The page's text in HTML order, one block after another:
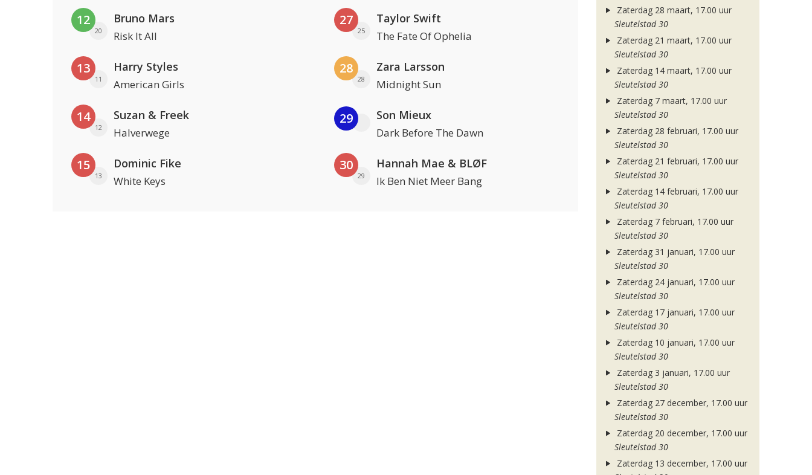
12
20
Bruno Mars
Risk It All
13
11
Harry Styles
American Girls
14
12
Suzan & Freek
Halverwege
15
13
Dominic Fike
White Keys
27
25
Taylor Swift
The Fate Of Ophelia
28
28
Zara Larsson
Midnight Sun
29 Son Mieux
Dark Before The Dawn
30
29
Hannah Mae & BLØF
Ik Ben Niet Meer Bang
Zaterdag 28 maart, 17.00 uur
Sleutelstad 30
Zaterdag 21 maart, 17.00 uur
Sleutelstad 30
Zaterdag 14 maart, 17.00 uur
Sleutelstad 30
Zaterdag 7 maart, 17.00 uur
Sleutelstad 30
Zaterdag 28 februari, 17.00 uur
Sleutelstad 30
Zaterdag 21 februari, 17.00 uur
Sleutelstad 30
Zaterdag 14 februari, 17.00 uur
Sleutelstad 30
Zaterdag 7 februari, 17.00 uur
Sleutelstad 30
Zaterdag 31 januari, 17.00 uur
Sleutelstad 30
Zaterdag 24 januari, 17.00 uur
Sleutelstad 30
Zaterdag 17 januari, 17.00 uur
Sleutelstad 30
Zaterdag 10 januari, 17.00 uur
Sleutelstad 30
Zaterdag 3 januari, 17.00 uur
Sleutelstad 30
Zaterdag 27 december, 17.00 uur
Sleutelstad 30
Zaterdag 20 december, 17.00 uur
Sleutelstad 30
Zaterdag 13 december, 17.00 uur